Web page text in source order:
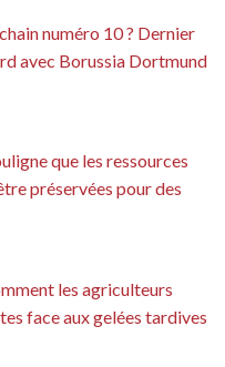
numéro 10 ? Dernier
avec Borussia Dortmund
que les ressources
préservées pour des
les agriculteurs
face aux gelées tardives